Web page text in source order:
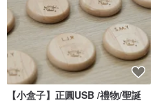
【小盒子】正圓USB /禮物/聖誕